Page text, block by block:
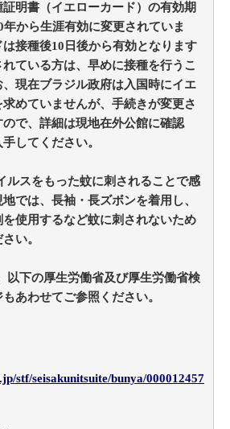
明書（イエローカード）の有効期
から生涯有効に変更されていま
接種後10日後から有効となります
ている方は、早めに接種を行うこ
現在ブラジル政府は入国時にイエ
めていませんが、手続きが変更さ
で、詳細は現地在外公館に確認
してください。
スをもった蚊に刺されることで感
では、長袖・長ズボンを着用し、
使用するなど蚊に刺されないため
い。
下の厚生労働省及び厚生労働省検
あわせてご参照ください。
stf/seisakunitsuite/bunya/000012457